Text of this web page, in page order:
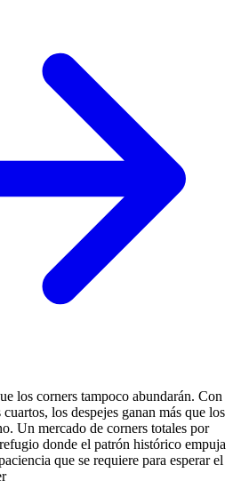
los corners tampoco abundarán. Con
los despejes ganan más que los
Un mercado de corners totales por
donde el patrón histórico empuja
que se requiere para esperar el